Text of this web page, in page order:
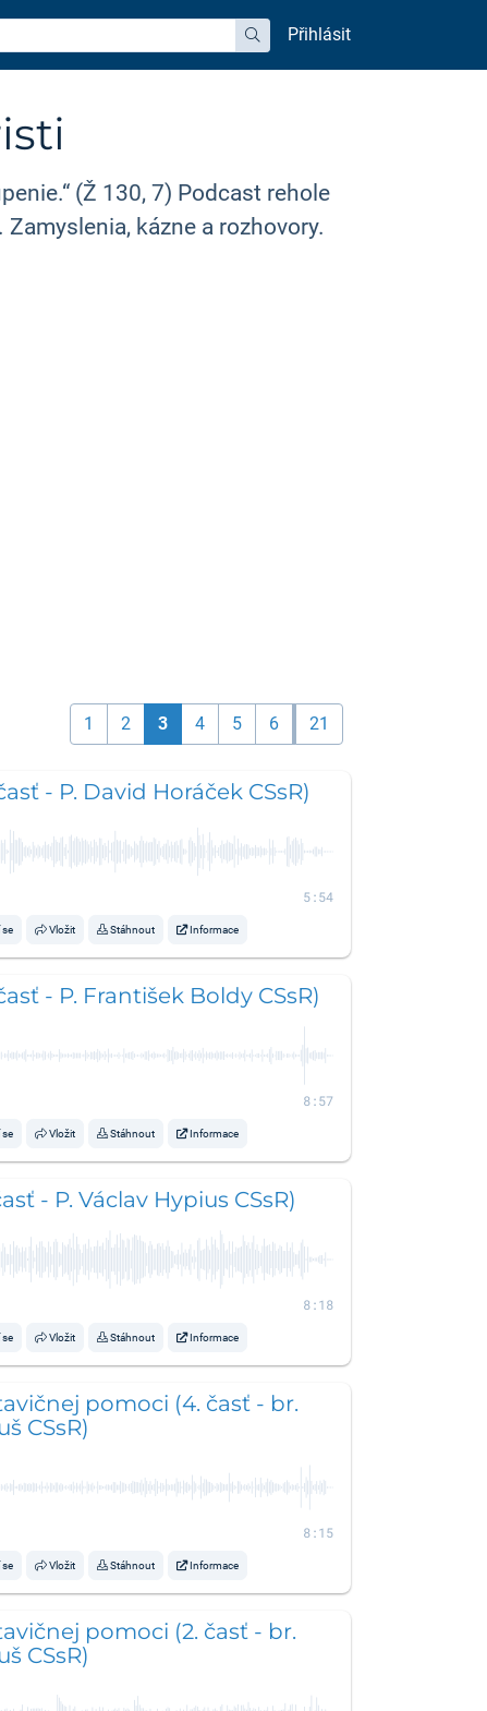
hledat
Přihlásit
(Ž 130, 7) Podcast rehole
kázne a rozhovory.
1 2 3 4 5 6 21
- P. David Horáček CSsR)
5:54
se Vložit Stáhnout Informace
- P. František Boldy CSsR)
8:57
se Vložit Stáhnout Informace
- P. Václav Hypius CSsR)
8:18
se Vložit Stáhnout Informace
pomoci (4. časť - br.
CSsR)
8:15
se Vložit Stáhnout Informace
pomoci (2. časť - br.
CSsR)